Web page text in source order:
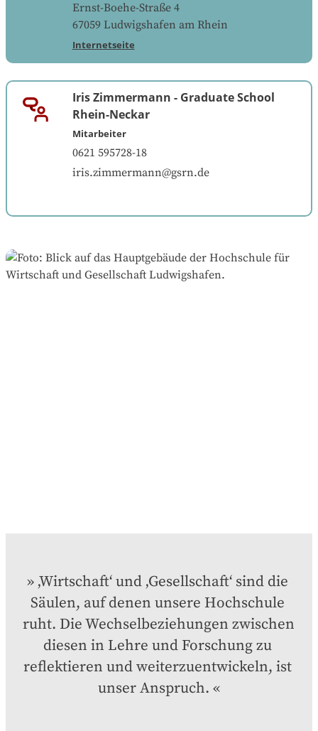
Ernst-Boehe-Straße 4
67059 Ludwigshafen am Rhein
Internetseite
Iris Zimmermann - Graduate School
Rhein-Neckar
Mitarbeiter
0621 595728-18
iris.zimmermann@gsrn.de
‚Wirtschaft‘ und ‚Gesellschaft‘ sind die
Säulen, auf denen unsere Hochschule
ruht. Die Wechselbeziehungen zwischen
diesen in Lehre und Forschung zu
reflektieren und weiterzuentwickeln, ist
unser Anspruch.